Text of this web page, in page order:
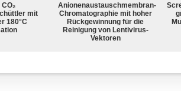
mit
180°C
Anionenaustauschmembran-
Chromatographie mit hoher
Rückgewinnung für die
Reinigung von Lentivirus-
Vektoren